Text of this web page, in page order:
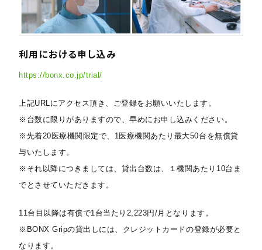
利用における申し込み
https://bonx.co.jp/trial/
上記URLにアクセス頂き、ご登録をお願いいたします。
※台数に限りがありますので、早めにお申し込みください。
※先着20医療機関限定で、1医療機関あたり最大50台を無償貸
与いたします。
※それ以降につきましては、貸出台数は、１機関あたり10台ま
でとさせていただきます。
11台目以降は有償で1台当たり2,223円/月となります。
※BONX Gripの貸出しには、クレジットカードの登録が必要と
なります。